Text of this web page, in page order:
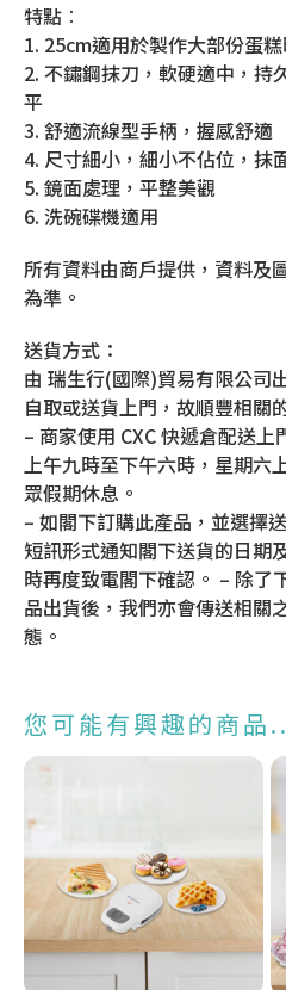
特點︰
1. 25cm適用於製作大部份蛋
2. 不鏽鋼抹刀，軟硬適中，持
平
3. 舒適流線型手柄，握感舒適
4. 尺寸細小，細小不佔位，抹
5. 鏡面處理，平整美觀
6. 洗碗碟機適用
所有資料由商戶提供，資料及
為準。
送貨方式：
由 瑞生行(國際)貿易有限公司
自取或送貨上門，故順豐相關
– 商家使用 CXC 快遞倉配送
上午九時至下午六時，星期六
眾假期休息。
– 如閣下訂購此產品，並選擇
短訊形式通知閣下送貨的日期
時再度致電閣下確認。 – 除了
品出貨後，我們亦會傳送相關
態。
您可能有興趣的商品